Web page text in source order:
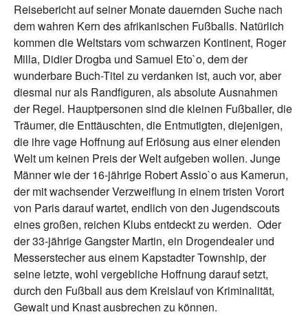
Reisebericht auf seiner Monate dauernden Suche nach
dem wahren Kern des afrikanischen Fußballs. Natürlich
kommen die Weltstars vom schwarzen Kontinent, Roger
Milla, Didier Drogba und Samuel Eto`o, dem der
wunderbare Buch-Titel zu verdanken ist, auch vor, aber
diesmal nur als Randfiguren, als absolute Ausnahmen
der Regel. Hauptpersonen sind die kleinen Fußballer, die
Träumer, die Enttäuschten, die Entmutigten, diejenigen,
die ihre vage Hoffnung auf Erlösung aus einer elenden
Welt um keinen Preis der Welt aufgeben wollen. Junge
Männer wie der 16-jährige Robert Assio`o aus Kamerun,
der mit wachsender Verzweiflung in einem tristen Vorort
von Paris darauf wartet, endlich von den Jugendscouts
eines großen, reichen Klubs entdeckt zu werden. Oder
der 33-jährige Gangster Martin, ein Drogendealer und
Messerstecher aus einem Kapstadter Township, der
seine letzte, wohl vergebliche Hoffnung darauf setzt,
durch den Fußball aus dem Kreislauf von Kriminalität,
Gewalt und Knast ausbrechen zu können.